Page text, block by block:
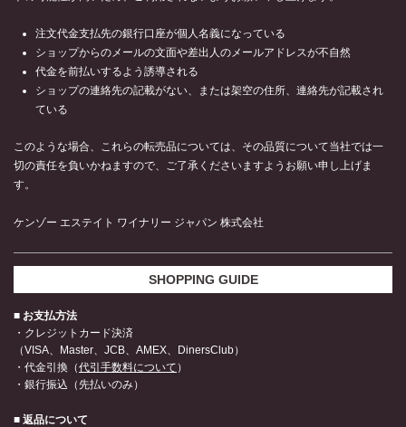
注文代金支払先の銀行口座が個人名義になっている
ショップからのメールの文面や差出人のメールアドレスが不自然
代金を前払いするよう誘導される
ショップの連絡先の記載がない、または架空の住所、連絡先が記載され
ている
このような場合、これらの転売品については、その品質について当社では一
切の責任を負いかねますので、ご了承くださいますようお願い申し上げま
す。
ケンゾー エステイト ワイナリー ジャパン 株式会社
SHOPPING GUIDE
■ お支払方法
・クレジットカード決済
（VISA、Master、JCB、AMEX、DinersClub）
・代金引換（代引手数料について ）
・銀行振込（先払いのみ）
■ 返品について